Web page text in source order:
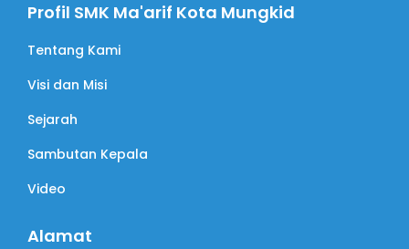
Profil SMK Ma'arif Kota Mungkid
Tentang Kami
Visi dan Misi
Sejarah
Sambutan Kepala
Video
Alamat